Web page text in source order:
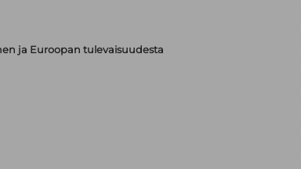
ja Euroopan tulevaisuudesta